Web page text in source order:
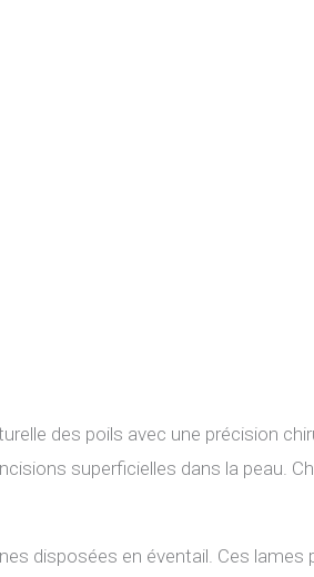
des poils avec une précision
superficielles dans la peau.
disposées en éventail. Ces